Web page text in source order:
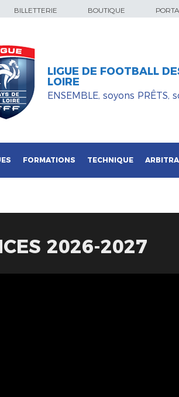
BILLETTERIE BOUTIQUE
LIGUE DE FOOTBALL
LOIRE
ENSEMBLE, soyons PRÊTS,
FORMATIONS TECHNIQUE
2026-2027